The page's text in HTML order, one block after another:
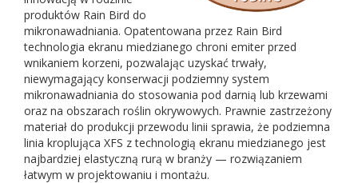
produktów Rain Bird do
mikronawadniania. Opatentowana przez Rain Bird
technologia ekranu miedzianego chroni emiter przed
wnikaniem korzeni, pozwalając uzyskać trwały,
niewymagający konserwacji podziemny system
mikronawadniania do stosowania pod darnią lub krzewami
oraz na obszarach roślin okrywowych. Prawnie zastrzeżony
materiał do produkcji przewodu linii sprawia, że podziemna
linia kroplująca XFS z technologią ekranu miedzianego jest
najbardziej elastyczną rurą w branży — rozwiązaniem
łatwym w projektowaniu i montażu.